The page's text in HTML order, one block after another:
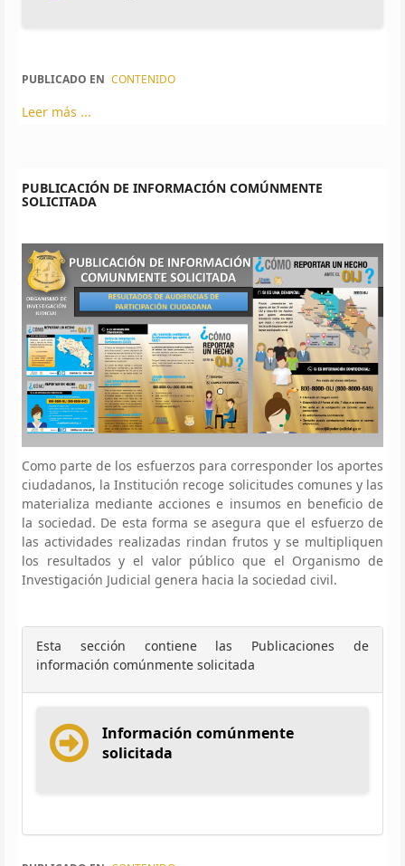
PUBLICADO EN CONTENIDO
Leer más ...
PUBLICACIÓN DE INFORMACIÓN COMÚNMENTE
SOLICITADA
Como parte de los esfuerzos para corresponder los aportes
ciudadanos, la Institución recoge solicitudes comunes y las
materializa mediante acciones e insumos en beneficio de
la sociedad. De esta forma se asegura que el esfuerzo de
las actividades realizadas rindan frutos y se multipliquen
los resultados y el valor público que el Organismo de
Investigación Judicial genera hacia la sociedad civil.
Esta sección contiene las Publicaciones de
información comúnmente solicitada
Información comúnmente
solicitada